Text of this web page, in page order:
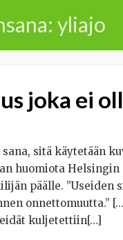
yliajo
joka ei
sana, sitä käytetään
huomiota Helsingin
päälle.
onnettomuutta.”
kuljetettiin[…]